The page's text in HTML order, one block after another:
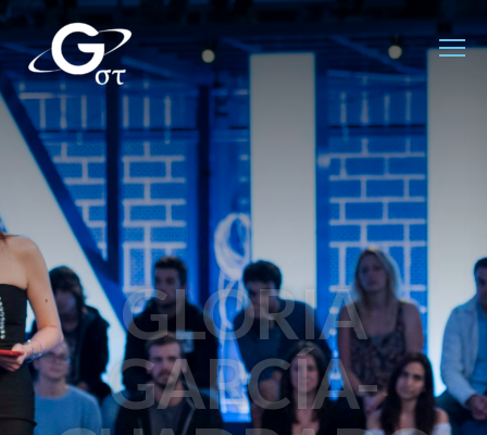
GLORIA
GARCÍA-